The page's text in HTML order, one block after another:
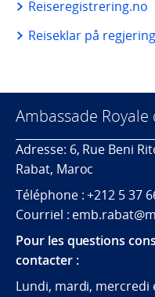
Reiseregistrering.no
Reiseklar på
Ambassade
Adresse: 6, Rue Beni
Rabat, Maroc
Téléphone : +212 5 37
Courriel :
Pour les questions
contacter :
Lundi, mardi, mercredi